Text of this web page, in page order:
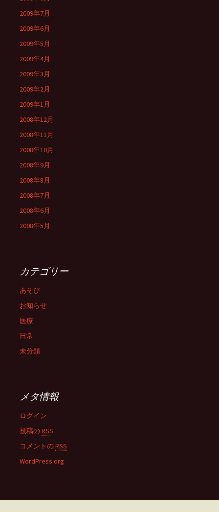
2009年7月
2009年6月
2009年5月
2009年4月
2009年3月
2009年2月
2009年1月
2008年12月
2008年11月
2008年10月
2008年9月
2008年8月
2008年7月
2008年6月
2008年5月
カテゴリー
あそび
お知らせ
医療
日常
未分類
メタ情報
ログイン
投稿のRSS
コメントのRSS
WordPress.org